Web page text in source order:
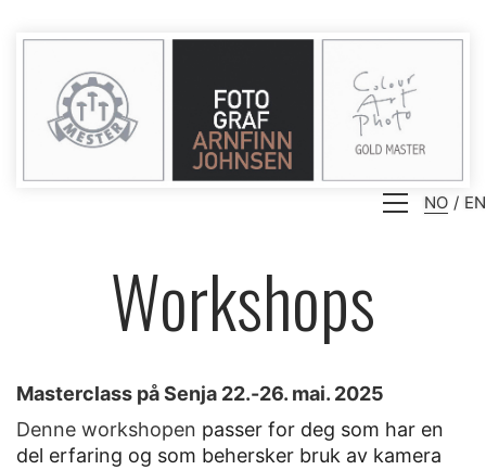
NO EN
Workshops
Masterclass på Senja 22.-26. mai. 2025
Denne workshopen passer for deg som har en
del erfaring og som behersker bruk av kamera